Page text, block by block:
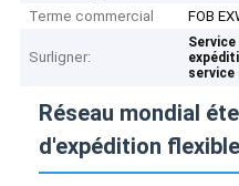
Terme commercial
FOB
Surligner:
Réseau mondial
d'expédition